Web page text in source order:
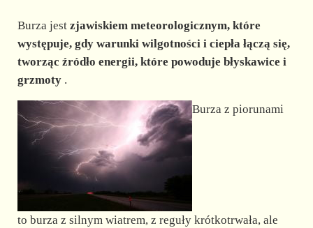
i
d
e
o
Burza jest zjawiskiem meteorologicznym, które
występuje, gdy warunki wilgotności i ciepła łączą się,
tworząc źródło energii, które powoduje błyskawice i
grzmoty.
Burza z piorunami
to burza z silnym wiatrem, z reguły krótkotrwała, ale